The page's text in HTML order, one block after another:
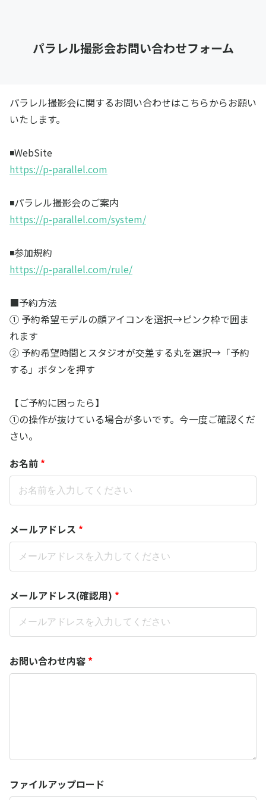
パラレル撮影会お問い合わせフォーム
パラレル撮影会に関するお問い合わせはこちらからお願い
いたします。
◾️WebSite
https://p-parallel.com
◾️パラレル撮影会のご案内
https://p-parallel.com/system/
◾️参加規約
https://p-parallel.com/rule/
■予約方法
① 予約希望モデルの顔アイコンを選択→ピンク枠で囲ま
れます
② 予約希望時間とスタジオが交差する丸を選択→「予約
する」ボタンを押す
【ご予約に困ったら】
①の操作が抜けている場合が多いです。今一度ご確認くだ
さい。
お名前 *
メールアドレス *
メールアドレス(確認用) *
お問い合わせ内容 *
ファイルアップロード